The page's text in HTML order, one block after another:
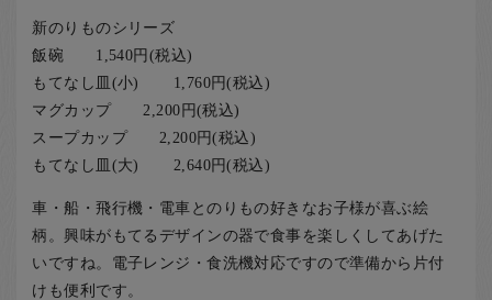
新のりものシリーズ
飯碗 1,540円(税込)
もてなし皿(小) 1,760円(税込)
マグカップ 2,200円(税込)
スープカップ 2,200円(税込)
もてなし皿(大) 2,640円(税込)
車・船・飛行機・電車とのりもの好きなお子様が喜ぶ絵
柄。興味がもてるデザインの器で食事を楽しくしてあげた
いですね。電子レンジ・食洗機対応ですので準備から片付
けも便利です。